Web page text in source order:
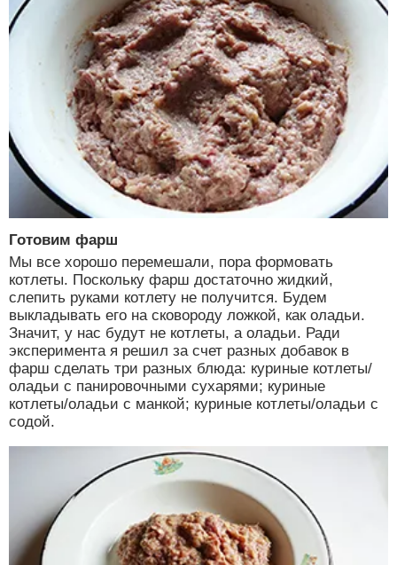
Готовим фарш
Мы все хорошо перемешали, пора формовать
котлеты. Поскольку фарш достаточно жидкий,
слепить руками котлету не получится. Будем
выкладывать его на сковороду ложкой, как оладьи.
Значит, у нас будут не котлеты, а оладьи. Ради
эксперимента я решил за счет разных добавок в
фарш сделать три разных блюда: куриные котлеты/
оладьи с панировочными сухарями; куриные
котлеты/оладьи с манкой; куриные котлеты/оладьи с
содой.